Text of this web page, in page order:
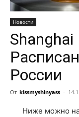
Новости
России
От kissmyshinyass -
Ниже можно